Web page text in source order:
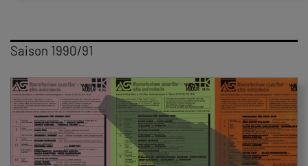
Saison 1990/91